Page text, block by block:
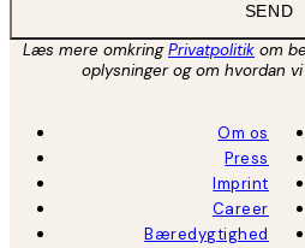
SEND
Læs mere omkringPrivatpolitik om
oplysninger og om hvordan
Om os
Press
Imprint
Career
Bæredygtighed